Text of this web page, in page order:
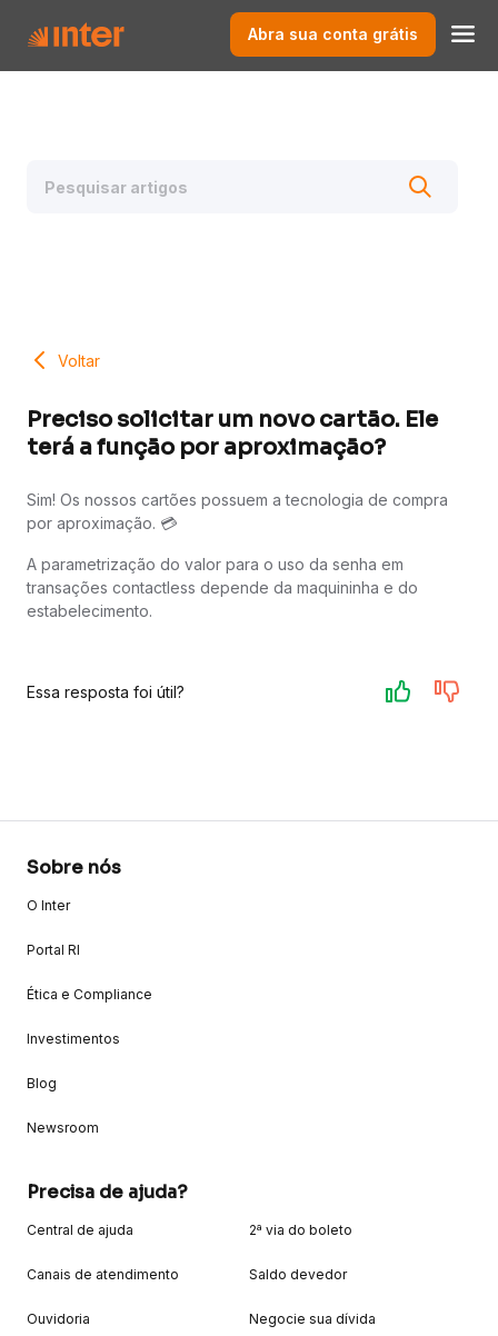
Abra sua conta grátis
Voltar
Preciso solicitar um novo cartão. Ele
terá a função por aproximação?
Sim! Os nossos cartões possuem a tecnologia de compra
por aproximação. 💳
A parametrização do valor para o uso da senha em
transações contactless depende da maquininha e do
estabelecimento.
Essa resposta foi útil?
Sobre nós
O Inter
Portal RI
Ética e Compliance
Investimentos
Blog
Newsroom
Precisa de ajuda?
Central de ajuda
Canais de atendimento
Ouvidoria
2ª via do boleto
Saldo devedor
Negocie sua dívida